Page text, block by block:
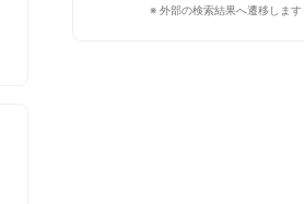
※ 外部の検索結果へ遷移します